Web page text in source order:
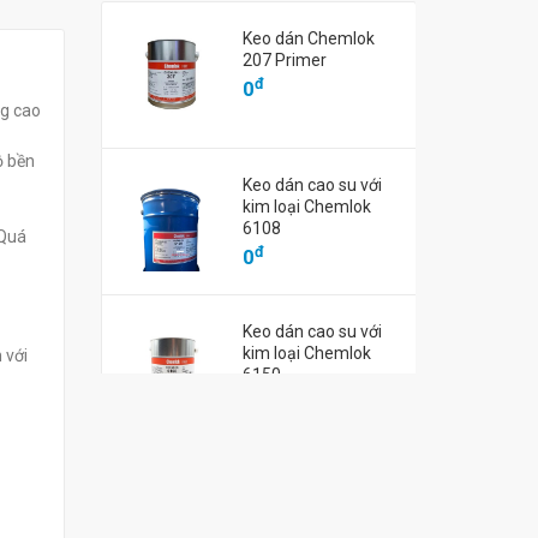
Keo dán nhanh khô cho nhựa,
kim loại Pegalock 9015
0đ
cao
bền
với
Keo dán Chemlok
207 Primer
0đ
Keo dán cao su với
kim loại Chemlok
6108
0đ
Keo dán cao su với
kim loại Chemlok
6150